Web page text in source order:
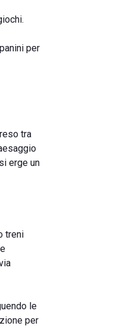
per
tra
erge un
treni
le
per